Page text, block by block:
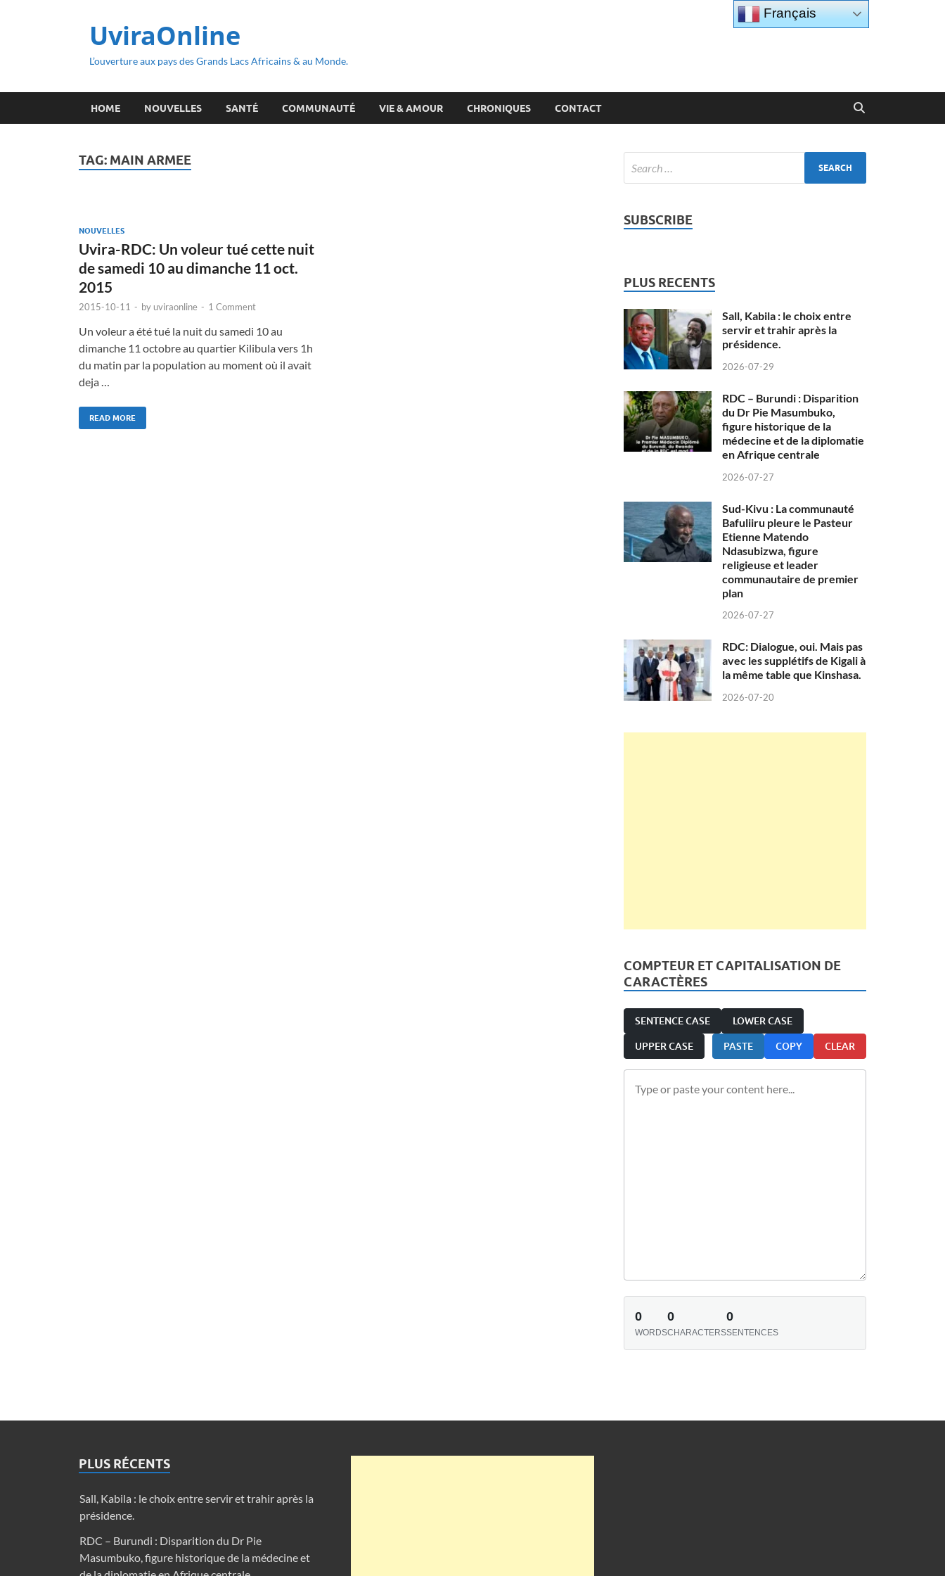
UviraOnline
L’ouverture aux pays des Grands Lacs Africains & au Monde.
HOME NOUVELLES SANTÉ COMMUNAUTÉ VIE & AMOUR CHRONIQUES CONTACT
TAG: MAIN ARMEE
NOUVELLES
Uvira-RDC: Un voleur tué cette nuit
de samedi 10 au dimanche 11 oct.
2015
2015-10-11 - byuviraonline - 1 Comment
Un voleur a été tué la nuit du samedi 10 au
dimanche 11 octobre au quartier Kilibula vers 1h
du matin par la population au moment où il avait
deja …
READ MORE
SUBSCRIBE
PLUS RECENTS
Sall, Kabila : le choix entre
servir et trahir après la
présidence.
2026-07-29
RDC – Burundi : Disparition
du Dr Pie Masumbuko,
figure historique de la
médecine et de la diplomatie
en Afrique centrale
2026-07-27
Sud-Kivu : La communauté
Bafuliiru pleure le Pasteur
Etienne Matendo
Ndasubizwa, figure
religieuse et leader
communautaire de premier
plan
2026-07-27
RDC: Dialogue, oui. Mais pas
avec les supplétifs de Kigali à
la même table que Kinshasa.
2026-07-20
COMPTEUR ET CAPITALISATION DE
CARACTÈRES
SENTENCE CASE LOWER CASE
UPPER CASE PASTE COPY CLEAR
0
WORDS
0
CHARACTERS
0
SENTENCES
PLUS RÉCENTS
Sall, Kabila : le choix entre servir et trahir après la
présidence.
RDC – Burundi : Disparition du Dr Pie
Masumbuko, figure historique de la médecine et
Français